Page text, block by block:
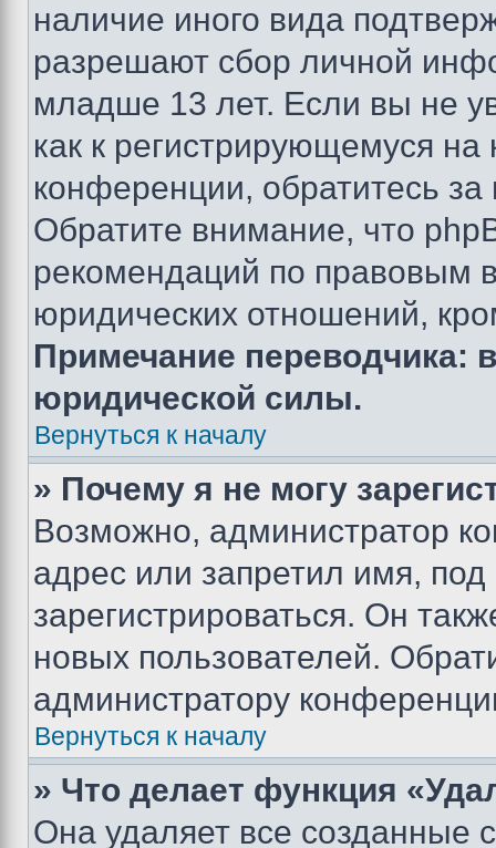
наличие иного вида
разрешают сбор личной
младше 13 лет. Если вы не
как к регистрирующемуся
конференции, обратитесь
Обратите внимание, что
рекомендаций по правовым
юридических отношений,
Примечание переводчика:
юридической силы.
Вернуться к началу
» Почему я не могу
Возможно, администратор
адрес или запретил имя,
зарегистрироваться. Он
новых пользователей.
администратору
Вернуться к началу
» Что делает функция
Она удаляет все созданные